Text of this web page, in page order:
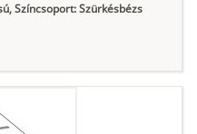
Színcsoport: Szürkésbézs